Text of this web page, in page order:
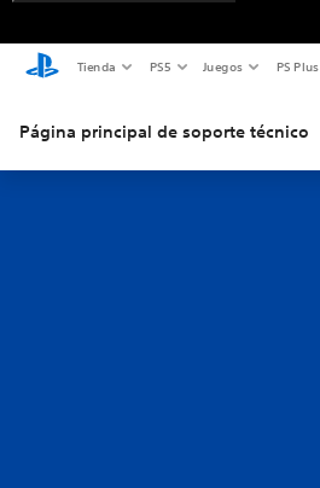
Tienda PS5 Juegos PS Plus
Página principal de soporte técnico